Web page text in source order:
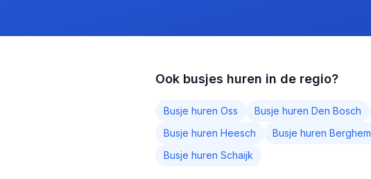
Ook busjes huren in de regio?
Busje huren Oss Busje huren Den Bosch
Busje huren Heesch Busje huren Berghem
Busje huren Schaijk